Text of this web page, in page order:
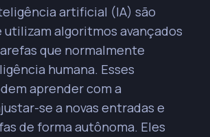
na geração de textos de alta qualidade
volume, mas requerem supervisão
e podem ter custos associados.
é essencial para aprimorar a
e clareza de textos, sendo uma opção
com versão gratuita, embora não gere
completo.
a criação visual com apps que
artificial (IA) são
utilizam algoritmos avançados
que normalmente
humana. Esses
aprender com a
se a novas entradas e
de forma autônoma. Eles